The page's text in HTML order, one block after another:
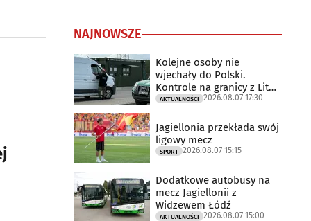
NAJNOWSZE
Kolejne osoby nie
wjechały do Polski.
Kontrole na granicy z Litwą
trwają
AKTUALNOŚCI 2026.08.07 17:30
Jagiellonia przekłada swój
ligowy mecz
SPORT 2026.08.07 15:15
Dodatkowe autobusy na
mecz Jagiellonii z
Widzewem Łódź
AKTUALNOŚCI 2026.08.07 15:00